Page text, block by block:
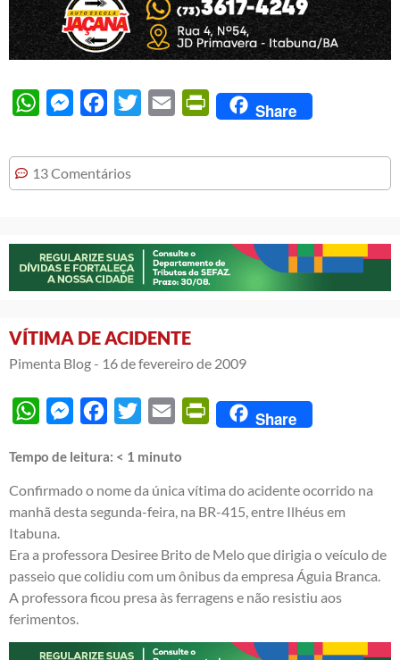
WhatsAppMessengerFacebook
Twitter Email PrintFriendly
Share
13 Comentários
VÍTIMA DE ACIDENTE
Pimenta Blog - 16 de fevereiro de 2009
WhatsAppMessengerFacebook
Twitter Email PrintFriendly
Share
Tempo de leitura: < 1 minuto
Confirmado o nome da única vítima do acidente ocorrido na
manhã desta segunda-feira, na BR-415, entre Ilhéus em
Itabuna.
Era a professora Desiree Brito de Melo que dirigia o veículo de
passeio que colidiu com um ônibus da empresa Águia Branca.
A professora ficou presa às ferragens e não resistiu aos
ferimentos.